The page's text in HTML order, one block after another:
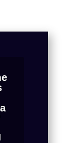
|